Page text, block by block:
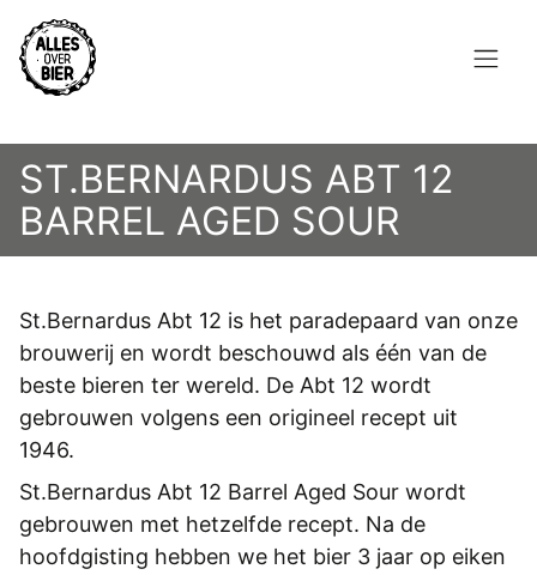
Overslaan
en
naar
gaan
Topmenu
INLOGGEN
REGISTREREN
HOME
BROUWEN
BLOG
AANBOD
AGENDA
CONTACT
ST.BERNARDUS ABT 12
BARREL AGED SOUR
St.Bernardus Abt 12 is het paradepaard van onze
brouwerij en wordt beschouwd als één van de
beste bieren ter wereld. De Abt 12 wordt
gebrouwen volgens een origineel recept uit
1946.
St.Bernardus Abt 12 Barrel Aged Sour wordt
gebrouwen met hetzelfde recept. Na de
hoofdgisting hebben we het bier 3 jaar op eiken